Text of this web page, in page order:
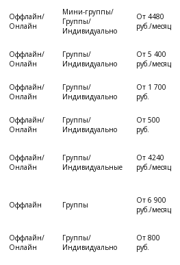
Оффлайн/
Онлайн
Мини-группы/
Группы/
Индивидуально
От 4480
руб./месяц
Оффлайн/
Онлайн
Группы/
Индивидуально
От 5 400
руб./месяц
Оффлайн/
Онлайн
Группы/
Индивидуально
От 1 700
руб.
Оффлайн/
Онлайн
Группы/
Индивидуально
От 500
руб.
Оффлайн/
Онлайн
Группы/
Индивидуальные
От 4240
руб./месяц
Оффлайн Группы
От 6 900
руб./месяц
Оффлайн/
Онлайн
Группы/
Индивидуально
От 800
руб.